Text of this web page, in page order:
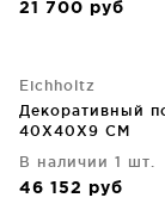
21 700 руб
Eichholtz
Декоративный
40X40X9 CM
В наличии 1 шт.
46 152 руб